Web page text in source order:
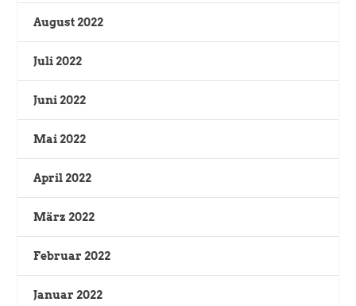
August 2022
Juli 2022
Juni 2022
Mai 2022
April 2022
März 2022
Februar 2022
Januar 2022